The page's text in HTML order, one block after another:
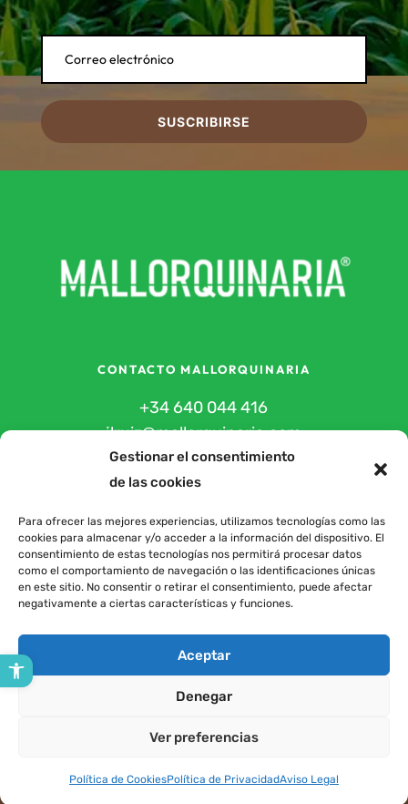
Abrir barra de herramientas
Gestionar el consentimiento
de las cookies
Para ofrecer las mejores experiencias, utilizamos tecnologías como las
cookies para almacenar y/o acceder a la información del dispositivo. El
consentimiento de estas tecnologías nos permitirá procesar datos
como el comportamiento de navegación o las identificaciones únicas
en este sitio. No consentir o retirar el consentimiento, puede afectar
negativamente a ciertas características y funciones.
Aceptar
Denegar
Ver preferencias
Política de CookiesPolítica de PrivacidadAviso Legal
SUSCRIBIRSE
CONTACTO MALLORQUINARIA
+34 640 044 416
jlruiz@mallorquinaria.com
Carrer Bernadí Font i Quetglas nº 8
07510 Sineu (Illes Balears)
LEGALES
Términos y Condiciones
Política de devoluciones y reembolsos
Registro de maquinaria
Política de Cookies
Declaración de Accesibilidad